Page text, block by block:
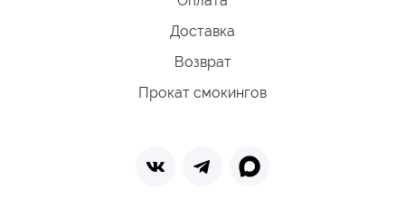
Доставка
Возврат
Прокат смокингов